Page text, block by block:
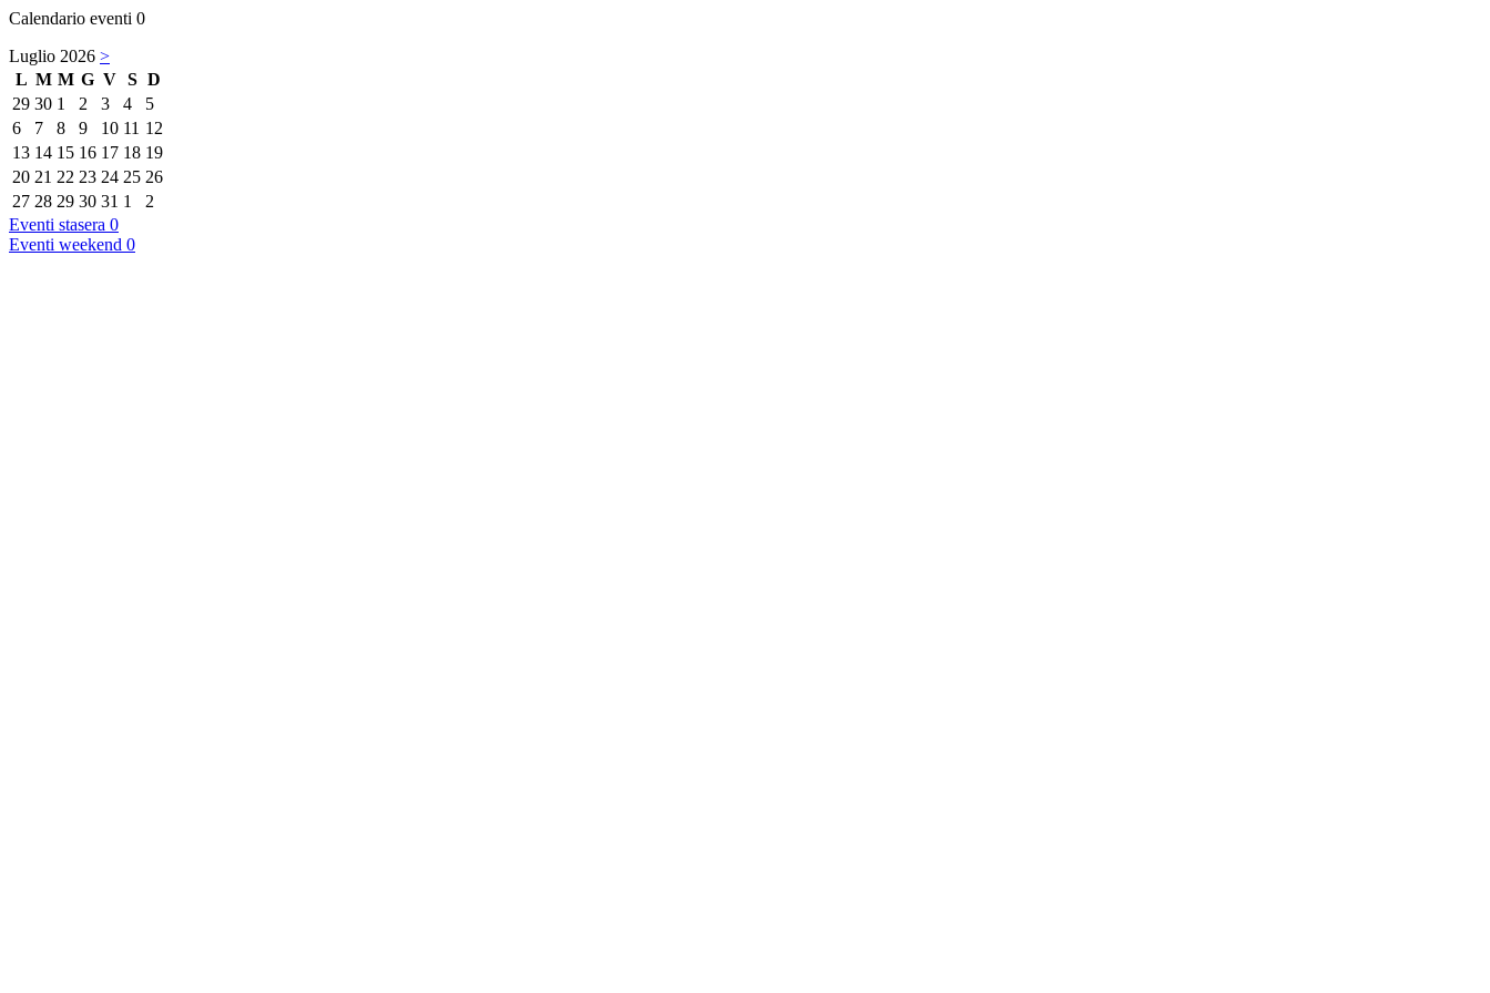
Calendario eventi 0
Luglio 2026 >
L M M G V S D
29 30 1 2 3 4
5
6
7 8 9 10 11 12
13 14 15 16 17 18 19
20 21 22 23 24 25 26
27 28 29 30 31 1
2
Eventi stasera 0
Eventi weekend 0